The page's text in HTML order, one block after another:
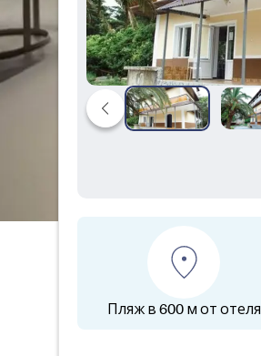
Пляж в 600 м от отеля